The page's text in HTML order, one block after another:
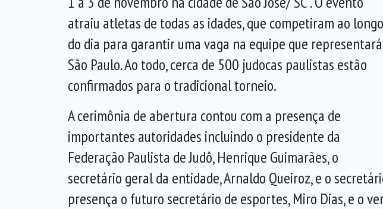
atraiu atletas de todas as idades, que competiram ao longo
do dia para garantir uma vaga na equipe que representará
São Paulo. Ao todo, cerca de 500 judocas paulistas estão
confirmados para o tradicional torneio.
A cerimônia de abertura contou com a presença de
importantes autoridades incluindo o presidente da
Federação Paulista de Judô, Henrique Guimarães, o
secretário geral da entidade, Arnaldo Queiroz, e o
presença o futuro secretário de esportes, Miro Dias, e o